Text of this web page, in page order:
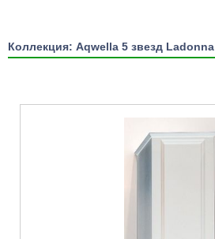
Коллекция: Aqwella 5 звезд Ladonna